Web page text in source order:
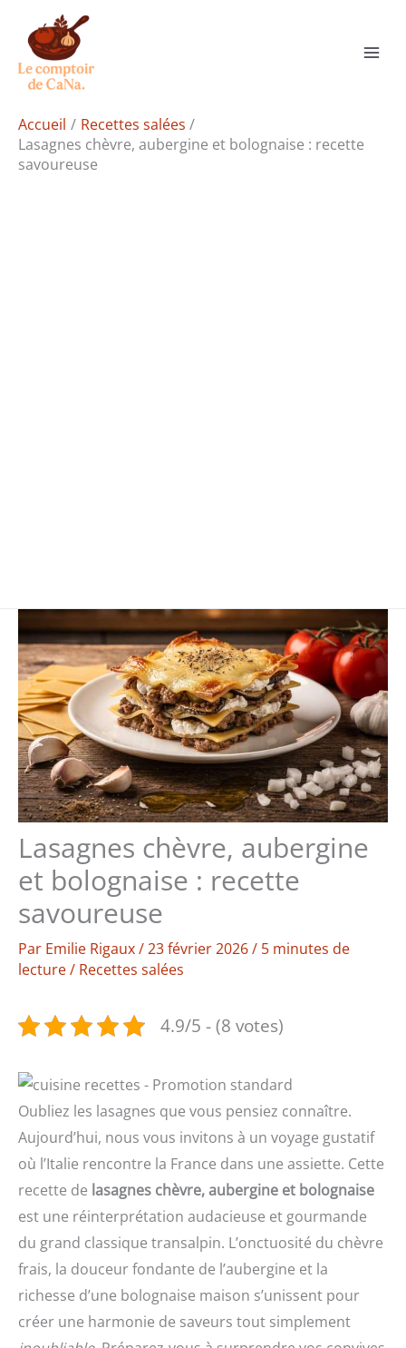
contenu
Accueil
Recettes salées
Lasagnes chèvre, aubergine et bolognaise : recette
savoureuse
Lasagnes chèvre, aubergine
et bolognaise : recette
savoureuse
Par Emilie Rigaux/23 février 2026/ 5 minutes de
lecture/ Recettes salées
4.9/5 - (8 votes)
Oubliez les lasagnes que vous pensiez connaître.
Aujourd’hui, nous vous invitons à un voyage gustatif
où l’Italie rencontre la France dans une assiette. Cette
recette de lasagnes chèvre, aubergine et bolognaise
est une réinterprétation audacieuse et gourmande
du grand classique transalpin. L’onctuosité du chèvre
frais, la douceur fondante de l’aubergine et la
richesse d’une bolognaise maison s’unissent pour
créer une harmonie de saveurs tout simplement
Rechercher